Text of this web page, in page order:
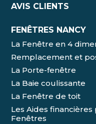
AVIS CLIENTS
FENÊTRES NANCY
La Fenêtre en 4
Remplacement et
La Porte-fenêtre
La Baie coulissante
La Fenêtre de toit
Les Aides
Fenêtres